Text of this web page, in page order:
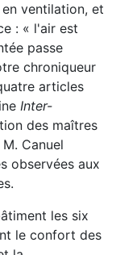
ventilation, et
: « l'air est
passe
chroniqueur
articles
Inter-
des maîtres
Canuel
observées aux
les six
le confort des